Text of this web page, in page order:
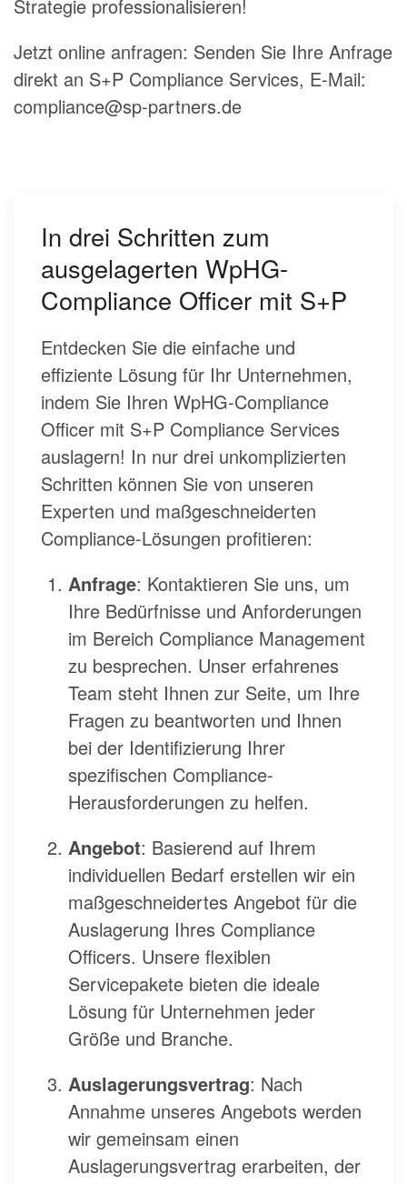
Strategie professionalisieren!
Jetzt online anfragen: Senden Sie Ihre Anfrage
direkt an S+P Compliance Services, E-Mail:
compliance@sp-partners.de
In drei Schritten zum
ausgelagerten WpHG-
Compliance Officer mit S+P
Entdecken Sie die einfache und
effiziente Lösung für Ihr Unternehmen,
indem Sie Ihren WpHG-Compliance
Officer mit S+P Compliance Services
auslagern! In nur drei unkomplizierten
Schritten können Sie von unseren
Experten und maßgeschneiderten
Compliance-Lösungen profitieren:
Anfrage: Kontaktieren Sie uns, um
Ihre Bedürfnisse und Anforderungen
im Bereich Compliance Management
zu besprechen. Unser erfahrenes
Team steht Ihnen zur Seite, um Ihre
Fragen zu beantworten und Ihnen
bei der Identifizierung Ihrer
spezifischen Compliance-
Herausforderungen zu helfen.
Angebot: Basierend auf Ihrem
individuellen Bedarf erstellen wir ein
maßgeschneidertes Angebot für die
Auslagerung Ihres Compliance
Officers. Unsere flexiblen
Servicepakete bieten die ideale
Lösung für Unternehmen jeder
Größe und Branche.
Auslagerungsvertrag: Nach
Annahme unseres Angebots werden
wir gemeinsam einen
Auslagerungsvertrag erarbeiten, der